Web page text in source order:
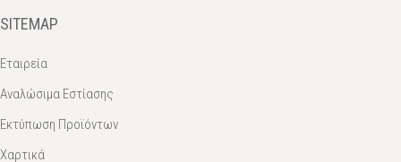
SITEMAP
Εταιρεία
Αναλώσιμα Εστίασης
Εκτύπωση Προϊόντων
Χαρτικά